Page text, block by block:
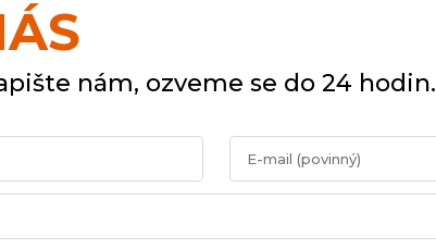
nám, ozveme se do 24 hodin.